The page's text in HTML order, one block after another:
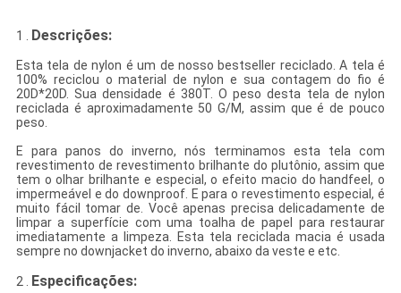
1 . Descrições:
Esta tela de nylon é um de nosso bestseller reciclado. A tela é
100% reciclou o material de nylon e sua contagem do fio é
20D*20D. Sua densidade é 380T. O peso desta tela de nylon
reciclada é aproximadamente 50 G/M, assim que é de pouco
peso.
E para panos do inverno, nós terminamos esta tela com
revestimento de revestimento brilhante do plutônio, assim que
tem o olhar brilhante e especial, o efeito macio do handfeel, o
impermeável e do downproof. E para o revestimento especial, é
muito fácil tomar de. Você apenas precisa delicadamente de
limpar a superfície com uma toalha de papel para restaurar
imediatamente a limpeza. Esta tela reciclada macia é usada
sempre no downjacket do inverno, abaixo da veste e etc.
2 . Especificações: